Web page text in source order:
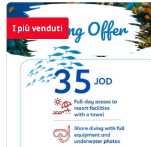
I più venduti